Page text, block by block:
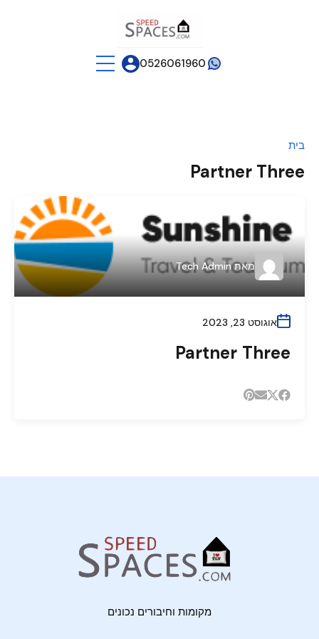
0526061960
בית
Partner Three
מאת Tech Admin
אוגוסט 23, 2023
Partner Three
מקומות וחיבורים נכונים